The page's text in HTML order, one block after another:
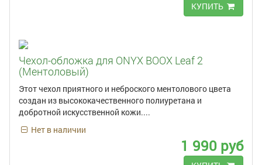
КУПИТЬ
Чехол-обложка для ONYX BOOX Leaf 2
(Ментоловый)
Этот чехол приятного и неброского ментолового цвета
создан из высококачественного полиуретана и
добротной искусственной кожи....
Нет в наличии
1 990 руб